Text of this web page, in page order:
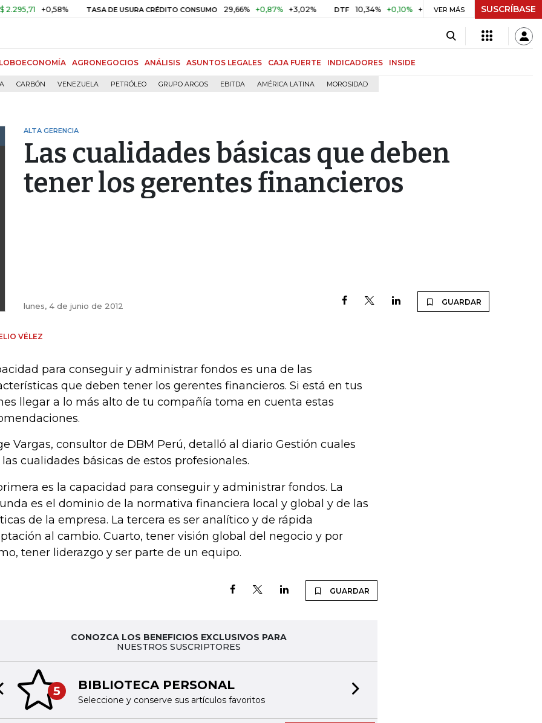
+0,58% TASA DE USURA CRÉDITO CONSUMO 29,66% +0,87% +3,02% DTF 10,34% +0,10% +0,98% UVR $ 416,86 +$ 0,05
VER MÁS SUSCRÍBASE
AGRONEGOCIOS ANÁLISIS ASUNTOS LEGALES CAJA FUERTE INDICADORES INSIDE
CARBÓN VENEZUELA PETRÓLEO GRUPO ARGOS EBITDA AMÉRICA LATINA MOROSIDAD
ALTA GERENCIA
Las cualidades básicas que deben
tener los gerentes financieros
lunes, 4 de junio de 2012 GUARDAR
VÉLEZ
para conseguir y administrar fondos es una de las
que deben tener los gerentes financieros. Si está en tus
llegar a lo más alto de tu compañía toma en cuenta estas
Vargas, consultor de DBM Perú, detalló al diario Gestión cuales
las cualidades básicas de estos profesionales.
es la capacidad para conseguir y administrar fondos. La
es el dominio de la normativa financiera local y global y de las
de la empresa. La tercera es ser analítico y de rápida
al cambio. Cuarto, tener visión global del negocio y por
tener liderazgo y ser parte de un equipo.
GUARDAR
CONOZCA LOS BENEFICIOS EXCLUSIVOS PARA
NUESTROS SUSCRIPTORES
5 BIBLIOTECA PERSONAL
Seleccione y conserve sus artículos favoritos
slide